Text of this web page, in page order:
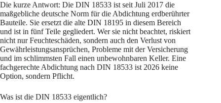
Die kurze Antwort: Die DIN 18533 ist seit Juli 2017 die
maßgebliche deutsche Norm für die Abdichtung erdberührter
Bauteile. Sie ersetzt die alte DIN 18195 in diesem Bereich
und ist in fünf Teile gegliedert. Wer sie nicht beachtet, riskiert
nicht nur Feuchteschäden, sondern auch den Verlust von
Gewährleistungsansprüchen, Probleme mit der Versicherung
und im schlimmsten Fall einen unbewohnbaren Keller. Eine
fachgerechte Abdichtung nach DIN 18533 ist 2026 keine
Option, sondern Pflicht.
Was ist die DIN 18533 eigentlich?